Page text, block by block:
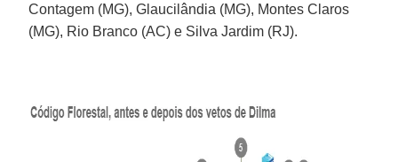
Contagem (MG), Glaucilândia (MG), Montes Claros
(MG), Rio Branco (AC) e Silva Jardim (RJ).